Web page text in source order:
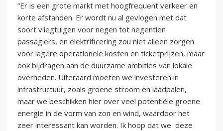
“Er is een grote markt met hoogfrequent verkeer en
korte afstanden. Er wordt nu al gevlogen met dat
soort vliegtuigen voor negen tot negentien
passagiers, en elektrificering zou niet alleen zorgen
voor lagere operationele kosten en ticketprijzen, maar
ook bijdragen aan de duurzame ambities van lokale
overheden. Uiteraard moeten we investeren in
infrastructuur, zoals groene stroom en laadpalen,
maar we beschikken hier over veel potentiële groene
energie in de vorm van zon en wind, waardoor het
zeer interessant kan worden. Ik hoop dat we deze